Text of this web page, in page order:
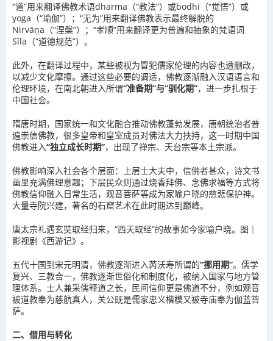
“道”用来翻译佛教术语dharma（“教法”）或bodhi（“觉悟”）或
yoga（“瑜伽”）；“无为”用来翻译佛教表示最终解脱的
Nirvāṇa（“涅槃”）；“孝顺”用来翻译更为普遍和抽象的梵语词
Sīla （“道德规范”）。
此外，在翻译过程中，某些被视为冒犯儒家伦理的内容也遭删改，
以减少文化摩擦。通过这些必要的调适，佛教逐渐融入汉语语言和
伦理环境，在南北朝进入所谓“准备期”与“驯化期”，进一步扎根于
中国社会。
隋唐时期，国家统一和文化融合推动佛教蓬勃发展，唐朝统治者普
遍崇信佛教，很多皇帝和皇室成员对佛法大力扶持，这一时期中国
佛教进入“独立成长时期”，出现了禅宗、天台宗等本土宗派。
佛教影响深入社会各个层面：上层士大夫中，信佛者甚众，诗文书
画里充满佛理意趣；下层民众则通过烧香拜佛、念佛求福等方式将
佛教信仰融入日常生活，观音菩萨等成为家喻户晓的慈悲保护神。
大量寺院兴建，著名的石窟艺术在此时期达到巅峰。
唐太宗礼遇玄奘取经归来，“西天取经”的故事如今家喻户晓。图｜
影视剧《西游记》。
五代十国到宋元明清，佛教逐渐进入芮沃寿所谓的“挪用期”。儒学
复兴、三教合一，佛教逐渐世俗化和制度化，被纳入国家与地方管
理体系。士人兼采儒释道之长，民间信仰更是佛道不分，例如观音
被道教奉为慈航真人，关公既是儒家忠义楷模又被寺庙奉为伽蓝菩
萨。
二、借用与转化